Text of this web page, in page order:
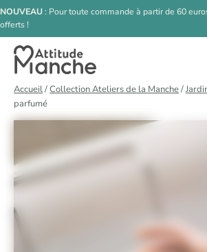
Aller au contenu principal
Aller au contenu
NOUVEAU: Pour toute commande à partir de 60
offerts !
Accueil/Collection Ateliers de la Manche/
parfumé